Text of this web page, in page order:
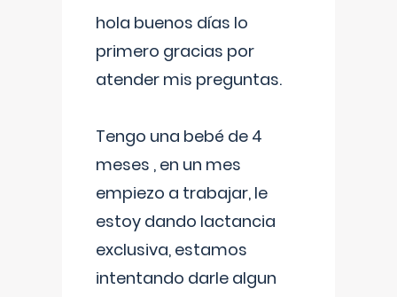
hola buenos días lo
primero gracias por
atender mis preguntas.
Tengo una bebé de 4
meses , en un mes
empiezo a trabajar, le
estoy dando lactancia
exclusiva, estamos
intentando darle algun